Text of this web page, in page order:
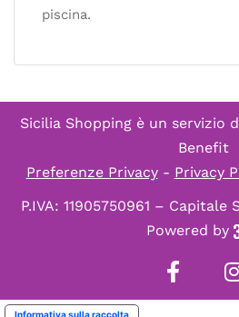
piscina.
Sicilia Shopping è un servizio
Benefit
Preferenze Privacy- Privacy
P.IVA: 11905750961 –
Powered by
Informativa sulla raccolta